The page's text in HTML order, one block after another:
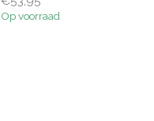
Op voorraad